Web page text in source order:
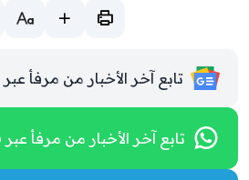
تابع آخر الأخبار من مرفأ عبر Google News
تابع آخر الأخبار من مرفأ عبر WhatsApp